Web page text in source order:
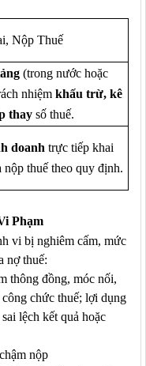
Nộp Thuế
(trong nước hoặc
nhiệm khấu trừ, kê
thay số thuế.
doanh trực tiếp khai
nộp thuế theo quy định.
Phạm
vi bị nghiêm cấm, mức
nợ thuế:
thông đồng, móc nối,
chức thuế; lợi dụng
lệch kết quả hoặc
nộp